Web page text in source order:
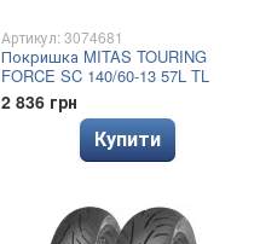
Артикул: 3074681
Покришка MITAS TOURING
FORCE SC 140/60-13 57L TL
2 836 грн
Купити